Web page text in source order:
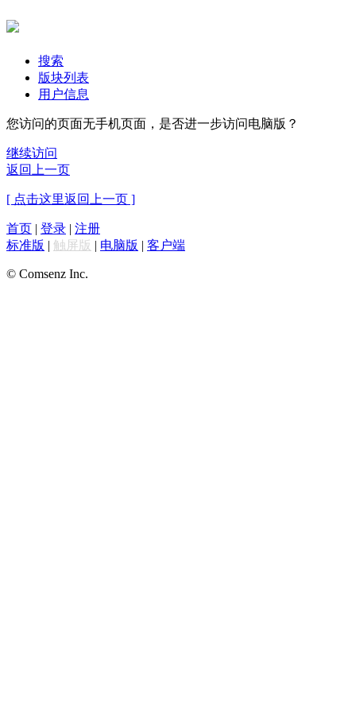
搜索
版块列表
用户信息
您访问的页面无手机页面，是否进一步访问电脑版？
继续访问
返回上一页
[ 点击这里返回上一页 ]
首页 | 登录 | 注册
标准版 | 触屏版 | 电脑版 | 客户端
© Comsenz Inc.